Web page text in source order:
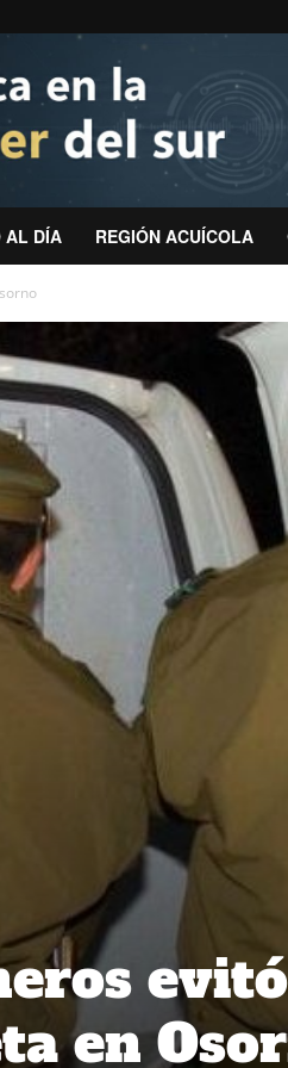
AL DÍA REGIÓN ACUÍCOLA
evitó
en